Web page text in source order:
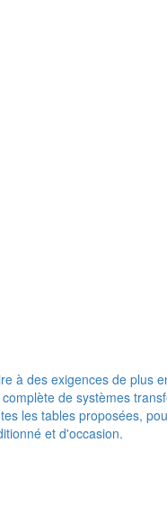
à des exigences de plus
de systèmes
les tables proposées,
et d'occasion.